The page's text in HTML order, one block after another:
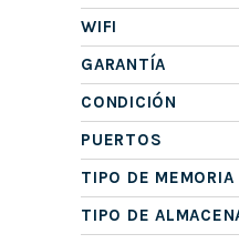
WIFI
GARANTÍA
CONDICIÓN
PUERTOS
TIPO DE MEMORIA
TIPO DE